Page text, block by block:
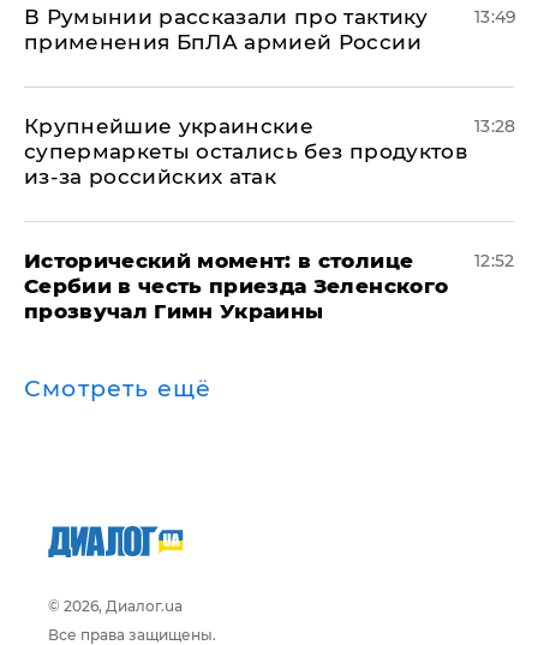
В Румынии рассказали про тактику
применения БпЛА армией России
13:49
Крупнейшие украинские
супермаркеты остались без продуктов
из-за российских атак
13:28
Исторический момент: в столице
Сербии в честь приезда Зеленского
прозвучал Гимн Украины
12:52
Смотреть ещё
© 2026, Диалог.ua
Все права защищены.